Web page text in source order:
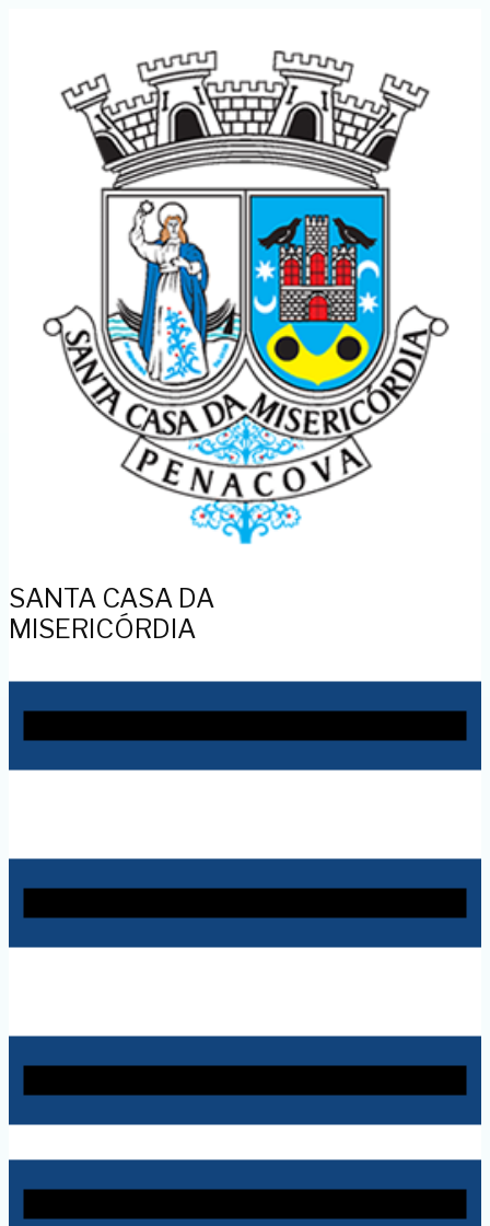
SANTA CASA DA
MISERICÓRDIA